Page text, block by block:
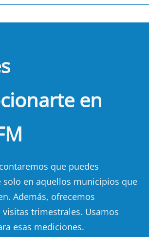
en
que puedes
en aquellos municipios que
Además, ofrecemos
visitas trimestrales. Usamos
esas mediciones.